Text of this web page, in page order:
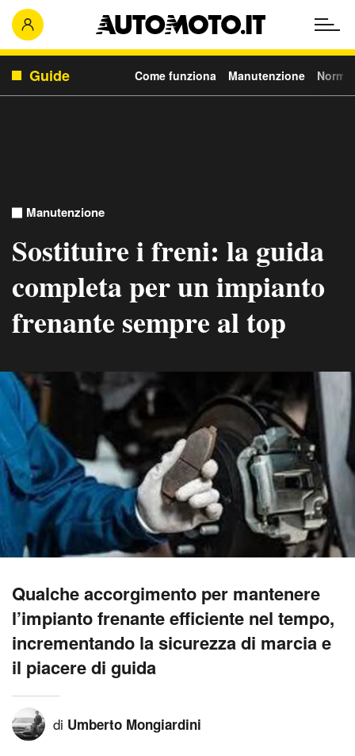
Guide Come funziona Manutenzione
Manutenzione
Sostituire i freni: la guida
completa per un impianto
frenante sempre al top
Qualche accorgimento per mantenere
l’impianto frenante efficiente nel tempo,
incrementando la sicurezza di marcia e
il piacere di guida
di Umberto Mongiardini